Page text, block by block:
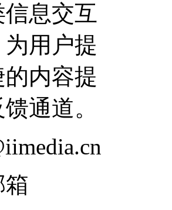
息交互
用户提
内容提
通道。